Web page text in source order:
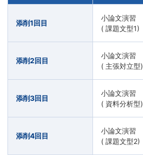
添削1回目
小論文演習
( 課題文型1)
添削2回目
小論文演習
( 主張対立型)
添削3回目
小論文演習
( 資料分析型)
添削4回目
小論文演習
( 課題文型2)